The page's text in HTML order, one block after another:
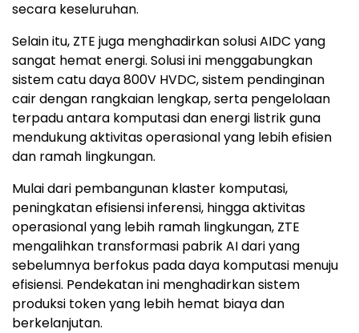
secara keseluruhan.
Selain itu, ZTE juga menghadirkan solusi AIDC yang
sangat hemat energi. Solusi ini menggabungkan
sistem catu daya 800V HVDC, sistem pendinginan
cair dengan rangkaian lengkap, serta pengelolaan
terpadu antara komputasi dan energi listrik guna
mendukung aktivitas operasional yang lebih efisien
dan ramah lingkungan.
Mulai dari pembangunan klaster komputasi,
peningkatan efisiensi inferensi, hingga aktivitas
operasional yang lebih ramah lingkungan, ZTE
mengalihkan transformasi pabrik AI dari yang
sebelumnya berfokus pada daya komputasi menuju
efisiensi. Pendekatan ini menghadirkan sistem
produksi token yang lebih hemat biaya dan
berkelanjutan.